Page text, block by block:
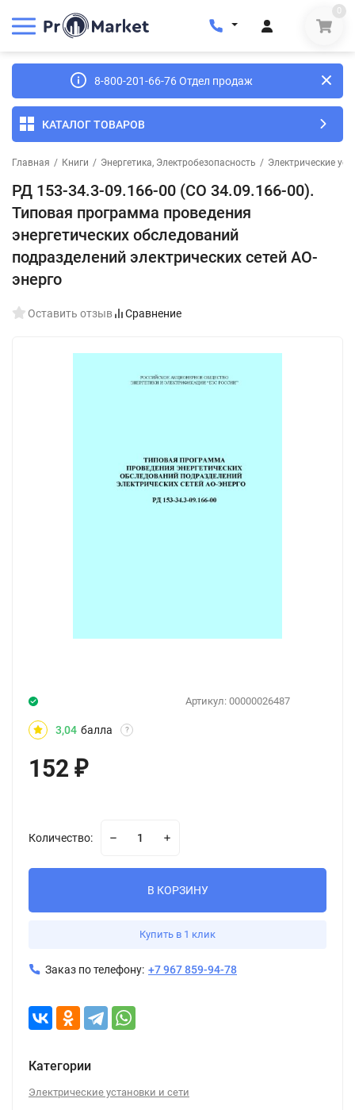
0
8-800-201-66-76 Отдел продаж
КАТАЛОГ ТОВАРОВ
Главная / Книги / Энергетика, Электробезопасность / Электрические
РД 153-34.3-09.166-00 (СО 34.09.166-00).
Типовая программа проведения
энергетических обследований
подразделений электрических сетей АО-
энерго
Оставить отзыв Сравнение
Артикул: 00000026487
3,04 балла ?
152 ₽
Количество:
В КОРЗИНУ
Купить в 1 клик
Заказ по телефону: +7 967 859-94-78
Категории
Электрические установки и сети